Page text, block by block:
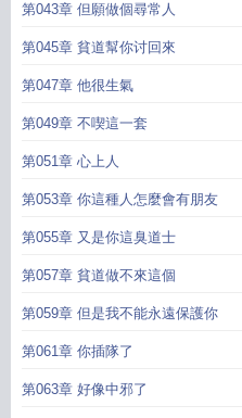
第043章 但願做個尋常人
第045章 貧道幫你讨回來
第047章 他很生氣
第049章 不喫這一套
第051章 心上人
第053章 你這種人怎麼會有朋友
第055章 又是你這臭道士
第057章 貧道做不來這個
第059章 但是我不能永遠保護你
第061章 你插隊了
第063章 好像中邪了